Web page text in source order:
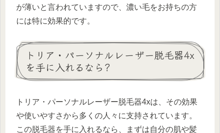
が薄いと言われていますので、濃い毛をお持ちの方
には特に効果的です。
トリア・パーソナルレーザー脱毛器4x
を手に入れるなら?
トリア・パーソナルレーザー脱毛器4xは、その効果
や使いやすさから多くの人々に支持されています。
この脱毛器を手に入れるなら、まずは自分の肌や髪